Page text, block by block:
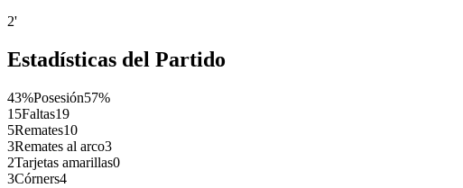
2'
Estadísticas del Partido
43%Posesión57%
15Faltas19
5Remates10
3Remates al arco3
2Tarjetas amarillas0
3Córners4